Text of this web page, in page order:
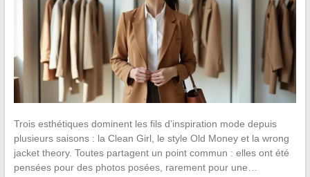
Trois esthétiques dominent les fils d’inspiration mode depuis
plusieurs saisons : la Clean Girl, le style Old Money et la wrong
jacket theory. Toutes partagent un point commun : elles ont été
pensées pour des photos posées, rarement pour une…